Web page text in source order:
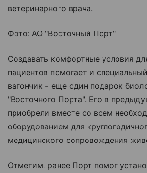
ветеринарного врача.
Фото: АО "Восточный Порт"
Создавать комфортные условия
пациентов помогает и
вагончик - еще один подарок
"Восточного Порта". Его в
приобрели вместе со всем
оборудованием для
медицинского сопровождения
Отметим, ранее Порт помог